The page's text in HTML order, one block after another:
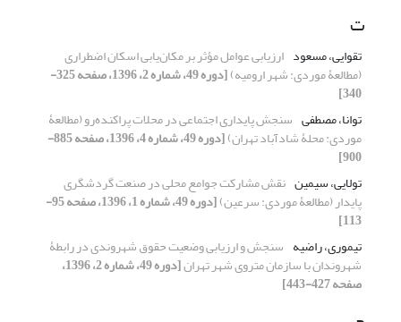
ت
تقوایی، مسعود ارزیابی عوامل مؤثر بر مکان‌یابی اسکان اضطراری
(مطالعۀ موردی: شهر ارومیه) [دوره 49، شماره 2، 1396، صفحه 325-
340]
توانا، مصطفی سنجش پایداری اجتماعی در محلات پراکنده‌رو (مطالعۀ
موردی: محلۀ شادآباد تهران) [دوره 49، شماره 4، 1396، صفحه 885-
900]
تولایی، سیمین نقش مشارکت جوامع محلی در صنعت گردشگری
پایدار (مطالعۀ موردی: سرعین) [دوره 49، شماره 1، 1396، صفحه 95-
113]
تیموری، راضیه سنجش و ارزیابی وضعیت حقوق شهروندی در رابطۀ
شهروندان با سازمان متروی شهر تهران [دوره 49، شماره 2، 1396،
صفحه 427-443]